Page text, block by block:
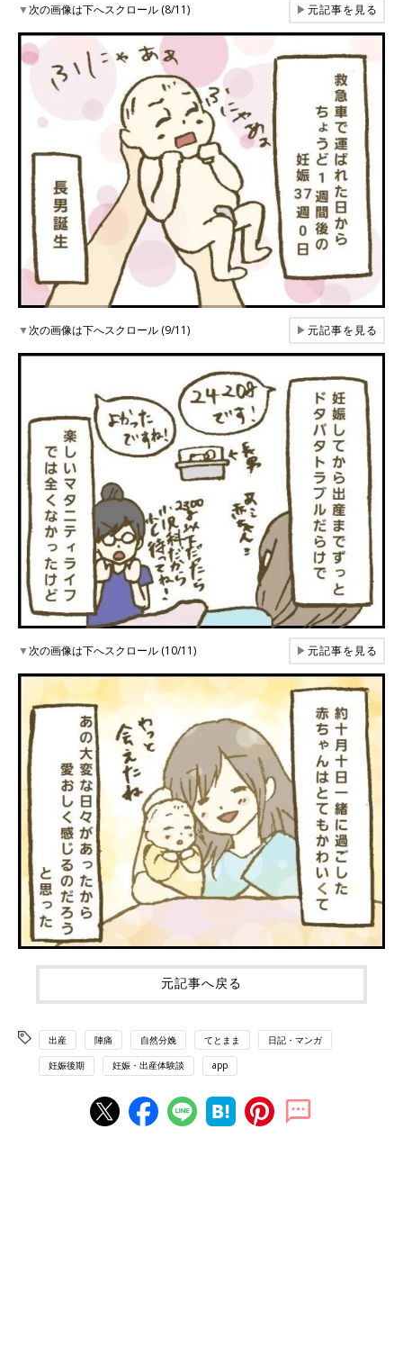
▼次の画像は下へスクロール (8/11) ▶元記事を見る
▼次の画像は下へスクロール (9/11) ▶元記事を見る
▼次の画像は下へスクロール (10/11) ▶元記事を見る
元記事へ戻る
出産 陣痛 自然分娩 てとまま 日記・マンガ
妊娠後期 妊娠・出産体験談 app